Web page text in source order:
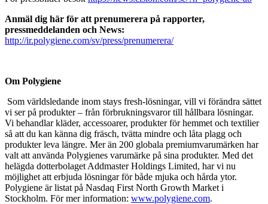
Anmäl dig här för att prenumerera på rapporter,
pressmeddelanden och News:
http://ir.polygiene.com/sv/press/prenumerera/
Om Polygiene
Som världsledande inom stays fresh-lösningar, vill vi förändra sättet
vi ser på produkter – från förbrukningsvaror till hållbara lösningar.
Vi behandlar kläder, accessoarer, produkter för hemmet och textilier
så att du kan känna dig fräsch, tvätta mindre och låta plagg och
produkter leva längre. Mer än 200 globala premiumvarumärken har
valt att använda Polygienes varumärke på sina produkter. Med det
helägda dotterbolaget Addmaster Holdings Limited, har vi nu
möjlighet att erbjuda lösningar för både mjuka och hårda ytor.
Polygiene är listat på Nasdaq First North Growth Market i
Stockholm. För mer information: www.polygiene.com.